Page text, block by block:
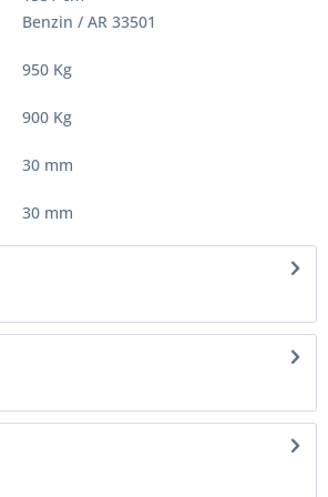
Benzin / AR 33501
950 Kg
900 Kg
30 mm
30 mm